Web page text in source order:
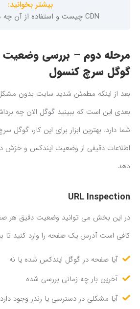
بیشتر بخوانید:
CDN چیست و استفاده از آن چه مزایایی دارد؟
مرحله دوم – بررسی وضعیت
گوگل سرچ کنسول
بعد از اینکه مطمئن شدید سایت بدون
بعدی این است که ببینید گوگل الان چه
شما دارد. بهترین ابزار برای این کار،
اطلاعات دقیقی از وضعیت ایندکس و خزش در
دهد.
URL Inspection
در این بخش می توانید وضعیت دقیق هر
کافی است آدرس یک صفحه را وارد کنید تا
آیا صفحه در گوگل ایندکس شده یا نه
آخرین بار چه زمانی بررسی شده
آیا مشکلی در دسترسی یا رندر وجود